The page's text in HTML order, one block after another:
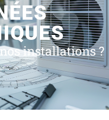
installations ?